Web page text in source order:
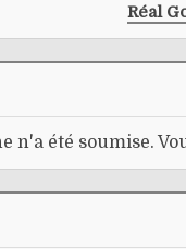
Réal
n'a été soumise.